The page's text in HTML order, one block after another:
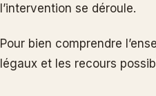
l’intervention se déroule.
Pour bien comprendre
légaux et les recours